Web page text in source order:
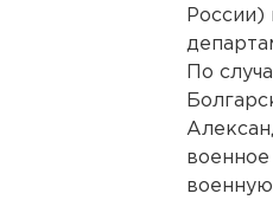
России)
По